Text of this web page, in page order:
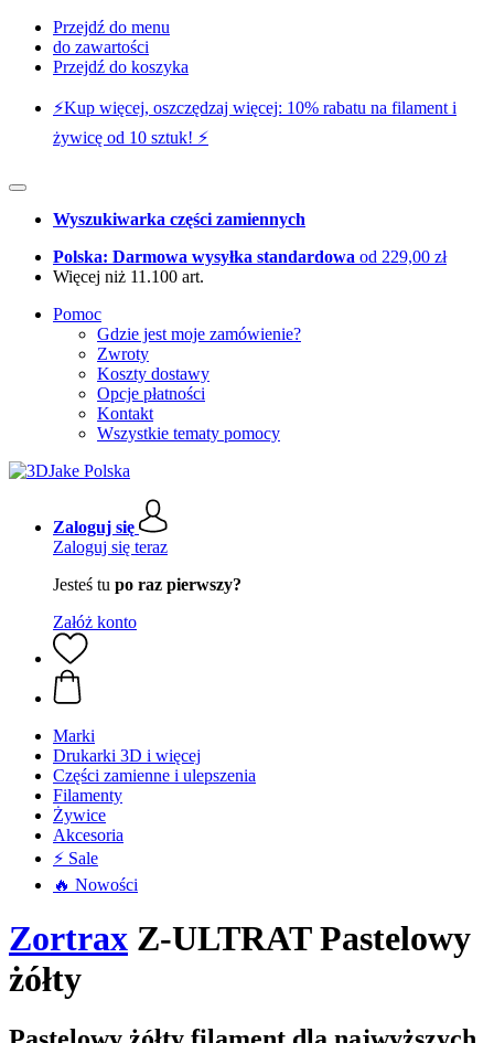
Przejdź do menu
do zawartości
Przejdź do koszyka
⚡️Kup więcej, oszczędzaj więcej: 10% rabatu na filament i
żywicę od 10 sztuk! ⚡️
Wyszukiwarka części zamiennych
Polska: Darmowa wysyłka standardowa od 229,00 zł
Więcej niż 11.100 art.
Pomoc
Gdzie jest moje zamówienie?
Zwroty
Koszty dostawy
Opcje płatności
Kontakt
Wszystkie tematy pomocy
Zaloguj się
Zaloguj się teraz
Jesteś tu po raz pierwszy?
Załóż konto
Marki
Drukarki 3D i więcej
Części zamienne i ulepszenia
Filamenty
Żywice
Akcesoria
⚡ Sale
🔥 Nowości
Zortrax Z-ULTRAT Pastelowy
żółty